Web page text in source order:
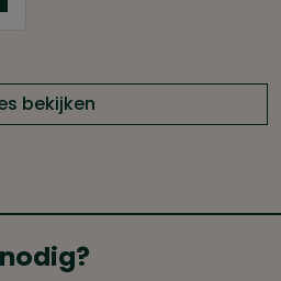
bekijken